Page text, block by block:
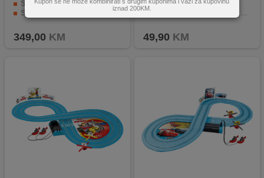
iznad 200KM.
Sva četiri vrata automobila mogu otvoriti i zatvoriti
Sjedala i nasloni izrađeni su od mekane i udobne gume
Sinkronizirano okretanje volana i prednjih kotača
349,00 KM
Domet snopa do 4.5 metara
Mekani projektili dometa do 27 metara
Uzrast: 8 + godina
49,90 KM